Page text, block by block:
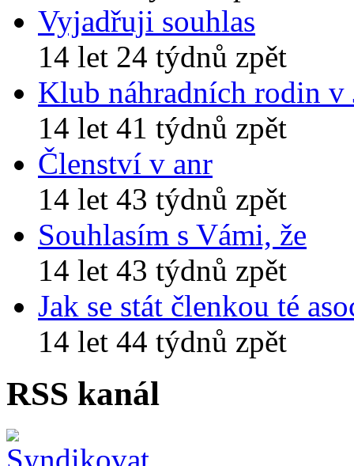
Vyjadřuji souhlas
14 let 24 týdnů zpět
Klub náhradních rodin v
14 let 41 týdnů zpět
Členství v anr
14 let 43 týdnů zpět
Souhlasím s Vámi, že
14 let 43 týdnů zpět
Jak se stát členkou té
14 let 44 týdnů zpět
RSS kanál